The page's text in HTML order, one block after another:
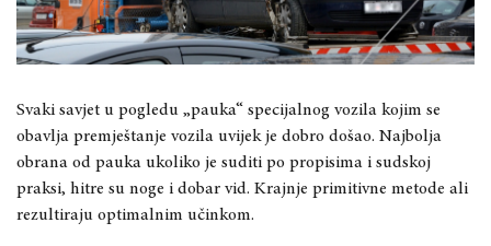
Svaki savjet u pogledu „pauka“ specijalnog vozila kojim se
obavlja premještanje vozila uvijek je dobro došao. Najbolja
obrana od pauka ukoliko je suditi po propisima i sudskoj
praksi, hitre su noge i dobar vid. Krajnje primitivne metode ali
rezultiraju optimalnim učinkom.